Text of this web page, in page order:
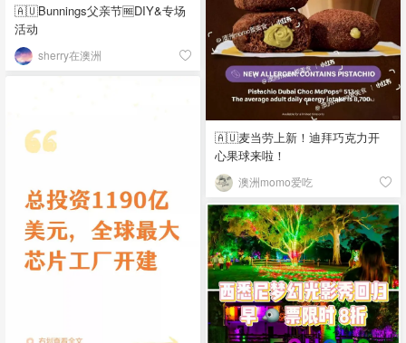
🇦🇺Bunnings父亲节🆓DIY&专场
活动
sherry在澳洲
🇦🇺麦当劳上新！迪拜巧克力开
心果球来啦！
澳洲momo爱吃